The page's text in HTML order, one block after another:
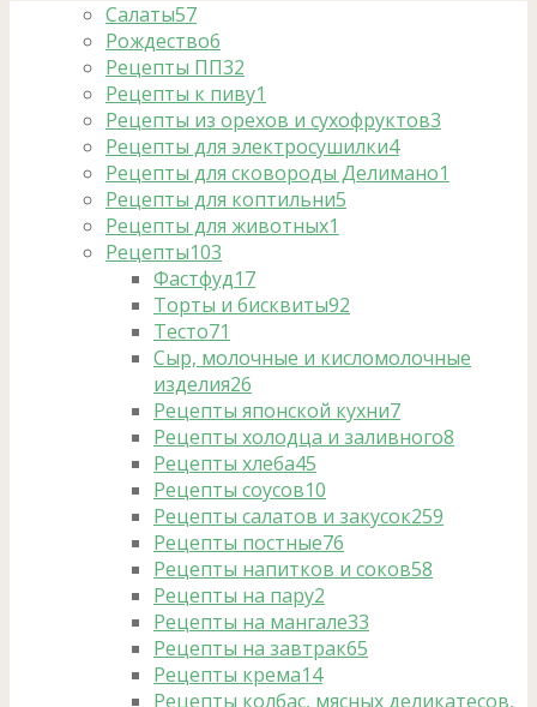
Салаты57
Рождество6
Рецепты ПП32
Рецепты к пиву1
Рецепты из орехов и сухофруктов3
Рецепты для электросушилки4
Рецепты для сковороды Делимано1
Рецепты для коптильни5
Рецепты для животных1
Рецепты103
Фастфуд17
Торты и бисквиты92
Тесто71
Сыр, молочные и кисломолочные
изделия26
Рецепты японской кухни7
Рецепты холодца и заливного8
Рецепты хлеба45
Рецепты соусов10
Рецепты салатов и закусок259
Рецепты постные76
Рецепты напитков и соков58
Рецепты на пару2
Рецепты на мангале33
Рецепты на завтрак65
Рецепты крема14
Рецепты колбас, мясных деликатесов,